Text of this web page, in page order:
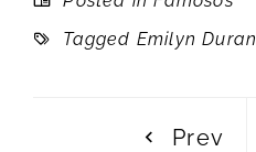
Tagged Emilyn Duran
Prev